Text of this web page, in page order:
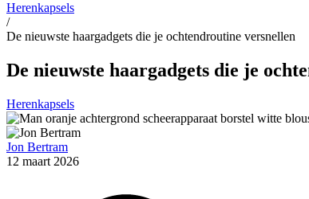
Herenkapsels
/
De nieuwste haargadgets die je ochtendroutine versnellen
De nieuwste haargadgets die je
Herenkapsels
Jon Bertram
12 maart 2026